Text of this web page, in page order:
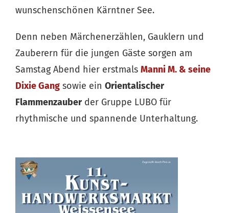
wunschenschönen Kärntner See.
Denn neben Märchenerzählen, Gauklern und
Zauberern für die jungen Gäste sorgen am
Samstag Abend hier erstmals Manni M. & seine
Dixie Gang sowie ein Orientalischer
Flammenzauberder Gruppe LUBO für
rhythmische und spannende Unterhaltung.